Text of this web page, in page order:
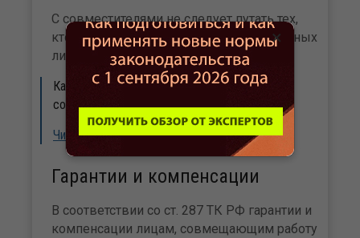
С совместителями не следует путать тех,
кто совмещает профессии, и привлеченных
лиц.
Как составить трудовой договор с
совместителем
Читайте далее
Гарантии и компенсации
В соответствии со ст. 287 ТК РФ гарантии и
компенсации лицам, совмещающим работу
×